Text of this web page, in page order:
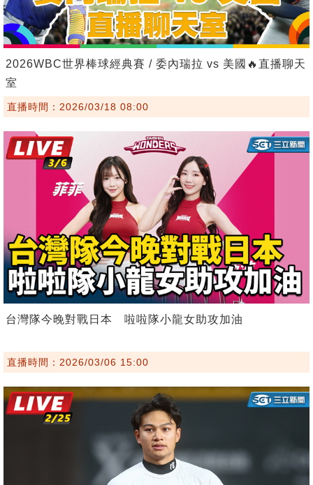
2026WBC世界棒球經典賽 / 委內瑞拉 vs 美國🔥直播聊天
室
直播時間：2026/03/18 08:00
台灣隊今晚對戰日本 啦啦隊小龍女助攻加油
直播時間：2026/03/06 15:00